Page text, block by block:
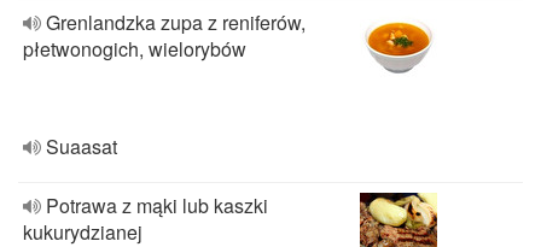
Grenlandzka zupa z reniferów,
płetwonogich, wielorybów
Suaasat
Potrawa z mąki lub kaszki
kukurydzianej